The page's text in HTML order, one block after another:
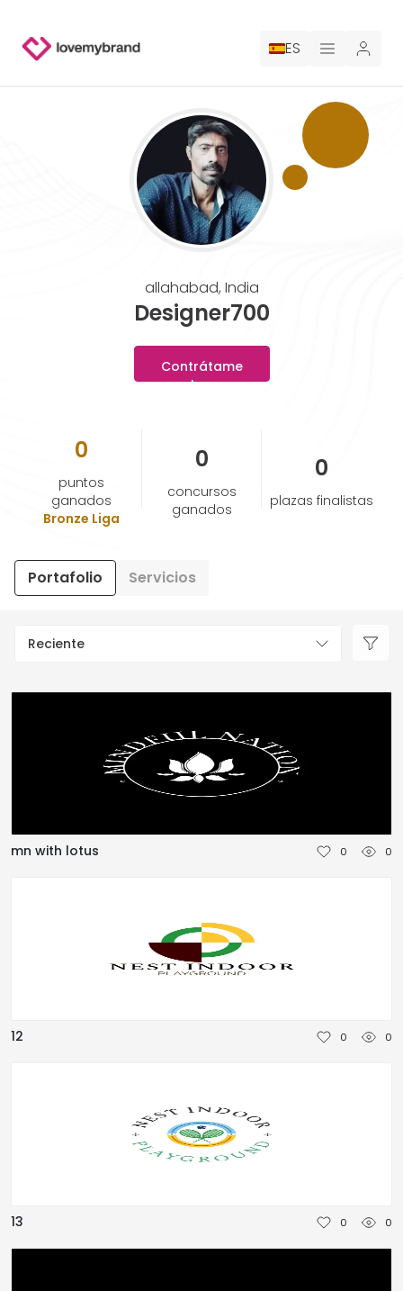
ES
CONTRATA A UN DISEÑADOR
GALERÍA DE LOGOTIPOS AI
AYUDA Y SOPORTE
TÉRMINOS Y CONDICIONES
CONTÁCTANOS
Nuevo diseño
DEUTSCH
TÜRKÇE
allahabad, India
Designer700
Contrátame
ahora
0
puntos
ganados
Bronze Liga
0
concursos
ganados
0
plazas finalistas
Portafolio Servicios
Reciente
mn with lotus 0 0
12 0 0
13 0 0